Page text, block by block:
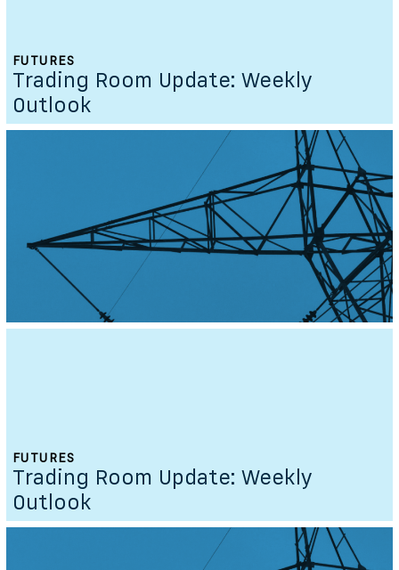
FUTURES
Trading Room Update: Weekly
Outlook
FUTURES
Trading Room Update: Weekly
Outlook